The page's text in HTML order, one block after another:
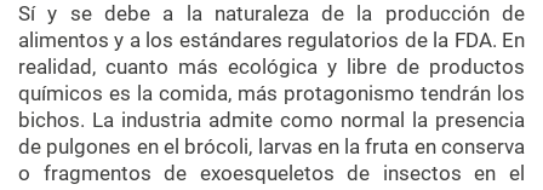
Sí y se debe a la naturaleza de la producción de
alimentos y a los estándares regulatorios de la FDA. En
realidad, cuanto más ecológica y libre de productos
químicos es la comida, más protagonismo tendrán los
bichos. La industria admite como normal la presencia
de pulgones en el brócoli, larvas en la fruta en conserva
o fragmentos de exoesqueletos de insectos en el